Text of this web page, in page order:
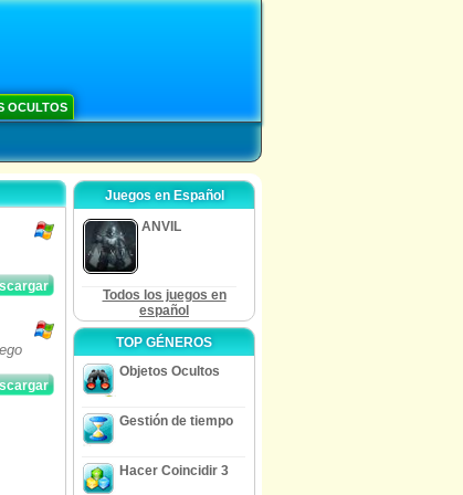
OCULTOS
Juegos en Español
ANVIL
Todos los juegos en
español
TOP GÉNEROS
Objetos Ocultos
Gestión de tiempo
Hacer Coincidir 3